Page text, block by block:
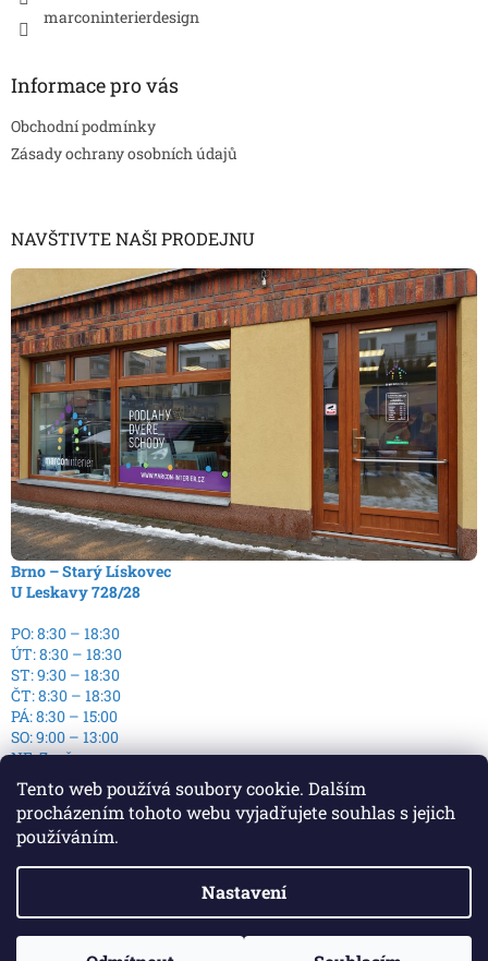
Tento web používá soubory cookie. Dalším
procházením tohoto webu vyjadřujete souhlas s jejich
používáním.
Nastavení
marconinterierdesign
Informace pro vás
Obchodní podmínky
Zásady ochrany osobních údajů
NAVŠTIVTE NAŠI PRODEJNU
Brno – Starý Lískovec
U Leskavy 728/28
PO: 8:30 – 18:30
ÚT: 8:30 – 18:30
ST: 9:30 – 18:30
ČT: 8:30 – 18:30
PÁ: 8:30 – 15:00
SO: 9:00 – 13:00
NE: Zavřeno
Vytvořil Shoptet
Copyright 2026E-Podlaha - E-shop s podlahami. Všechna